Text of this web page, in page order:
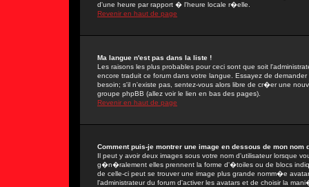
d'une heure par rapport � l'heure locale r�elle.
Revenir en haut de page
Ma langue n'est pas dans la liste !
Les raisons les plus probables pour ceci sont que soit
encore traduit ce forum dans votre langue. Essayez de
besoin; s'il n'existe pas, sentez-vous alors libre de cr�er une
groupe phpBB (allez voir le lien en bas des pages).
Revenir en haut de page
Comment puis-je montrer une image en dessous de mon nom
Il peut y avoir deux images sous votre nom d'utilisateur lorsque
g�n�ralement elles prennent la forme d'�toiles ou de blocs
de celle-ci peut se trouver une image plus grande nomm�e
l'administrateur du forum d'activer les avatars et de choisir la